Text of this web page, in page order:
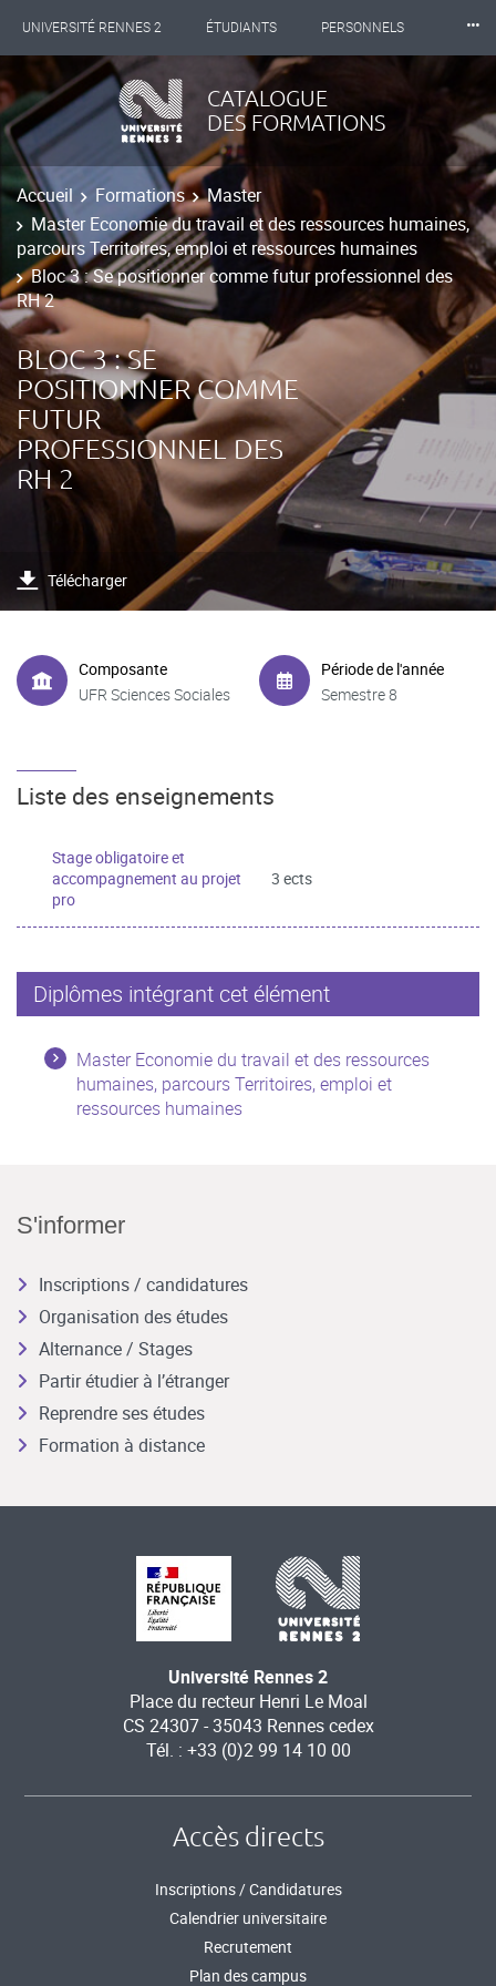
UNIVERSITÉ RENNES 2 ÉTUDIANTS PERSONNELS
INTERNATIONAL PROFESSIONNELS
LES NOUVELLES DE RENNES 2
⸱⸱⸱
CATALOGUE
DES FORMATIONS
Accueil Formations
Master
Master Economie du travail et des ressources humaines,
parcours Territoires, emploi et ressources humaines
Bloc 3 : Se positionner comme futur professionnel des
RH 2
BLOC 3 : SE
POSITIONNER COMME
FUTUR
PROFESSIONNEL DES
RH 2
Télécharger
Composante
UFR Sciences Sociales
Période de l'année
Semestre 8
Liste des enseignements
Stage obligatoire et
accompagnement au projet
pro
3 ects
Diplômes intégrant cet élément
Master Economie du travail et des ressources
humaines, parcours Territoires, emploi et
ressources humaines
S'informer
Inscriptions / candidatures
Organisation des études
Alternance / Stages
Partir étudier à l’étranger
Reprendre ses études
Formation à distance
Université Rennes 2
Place du recteur Henri Le Moal
CS 24307 - 35043 Rennes cedex
Tél. : +33 (0)2 99 14 10 00
Accès directs
Inscriptions / Candidatures
Calendrier universitaire
Recrutement
Plan des campus